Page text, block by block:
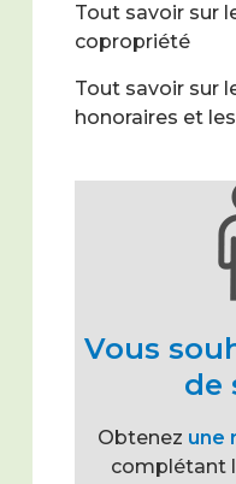
Tout savoir sur
copropriété
Tout savoir sur
honoraires et
Vous
de
Obtenez une
complétant